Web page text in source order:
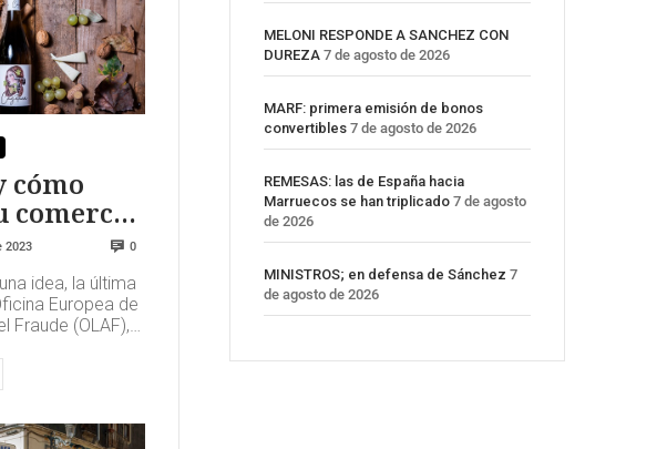
cómo
comercio
2023 0
idea, la última
Europea de
Fraude (OLAF),
Int...
MELONI RESPONDE A SANCHEZ CON
DUREZA 7 de agosto de 2026
MARF: primera emisión de bonos
convertibles 7 de agosto de 2026
REMESAS: las de España hacia
Marruecos se han triplicado 7 de agosto
de 2026
MINISTROS; en defensa de Sánchez 7
de agosto de 2026